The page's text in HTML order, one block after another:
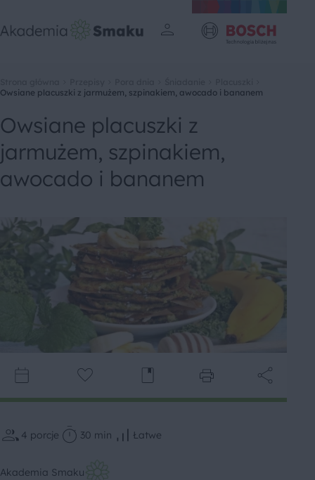
Owsiane placuszki z jarmużem, szpinakiem, awocado i bananem
Owsiane placuszki z
jarmużem, szpinakiem,
awocado i bananem
4 porcje 30 min Łatwe
Akademia Smaku